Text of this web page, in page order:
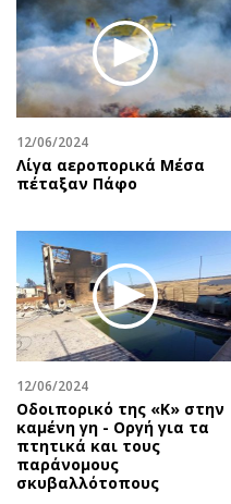
12/06/2024
Λίγα αεροπορικά Μέσα
πέταξαν Πάφο
12/06/2024
Οδοιπορικό της «Κ» στην
καμένη γη - Οργή για τα
πτητικά και τους
παράνομους
σκυβαλλότοπους